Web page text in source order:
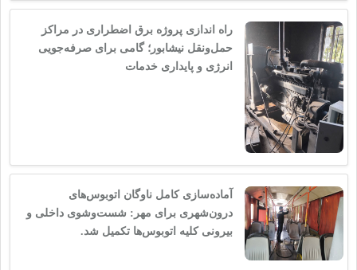
راه اندازی پروژه برق اضطراری در مراکز
حمل‌ونقل نیشابور؛ گامی برای صرفه‌جویی
انرژی و پایداری خدمات
آماده‌سازی کامل ناوگان اتوبوس‌های
درون‌شهری برای مهر: شست‌وشوی داخلی و
بیرونی کلیه اتوبوس‌ها تکمیل شد.